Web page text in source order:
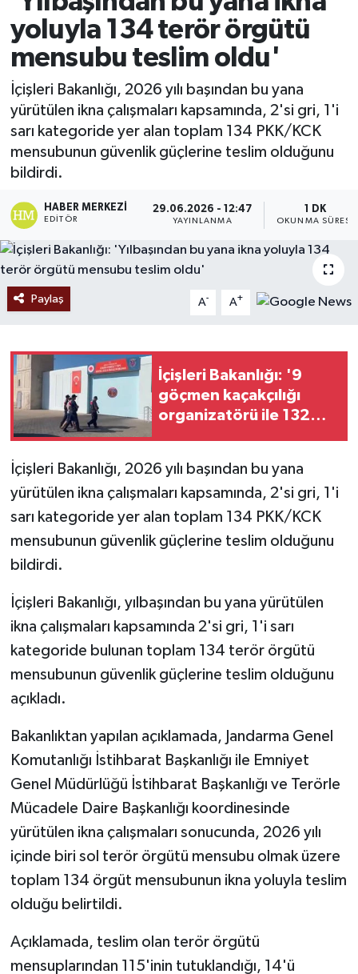
yoluyla 134 terör örgütü
mensubu teslim oldu'
İçişleri Bakanlığı, 2026 yılı başından bu yana
yürütülen ikna çalışmaları kapsamında, 2'si gri, 1'i
sarı kategoride yer alan toplam 134 PKK/KCK
mensubunun güvenlik güçlerine teslim olduğunu
bildirdi.
HABER MERKEZI
EDITÖR
29.06.2026 - 12:47
YAYINLANMA
1 DK
OKUNMA SÜRESI
Paylaş A- A+
İçişleri Bakanlığı: '9
göçmen kaçakçılığı
organizatörü ile 132
İçişleri Bakanlığı, 2026 yılı başından bu yana
yürütülen ikna çalışmaları kapsamında, 2'si gri, 1'i
sarı kategoride yer alan toplam 134 PKK/KCK
mensubunun güvenlik güçlerine teslim olduğunu
bildirdi.
İçişleri Bakanlığı, yılbaşından bu yana yürütülen
ikna çalışmaları kapsamında 2'si gri, 1'i sarı
kategoride bulunan toplam 134 terör örgütü
mensubunun güvenlik güçlerine teslim olduğunu
açıkladı.
Bakanlıktan yapılan açıklamada, Jandarma Genel
Komutanlığı İstihbarat Başkanlığı ile Emniyet
Genel Müdürlüğü İstihbarat Başkanlığı ve Terörle
Mücadele Daire Başkanlığı koordinesinde
yürütülen ikna çalışmaları sonucunda, 2026 yılı
içinde biri sol terör örgütü mensubu olmak üzere
toplam 134 örgüt mensubunun ikna yoluyla teslim
olduğu belirtildi.
Açıklamada, teslim olan terör örgütü
mensuplarından 115'inin tutuklandığı, 14'ü
Ekonomi
Sağlık
Tokat Haber